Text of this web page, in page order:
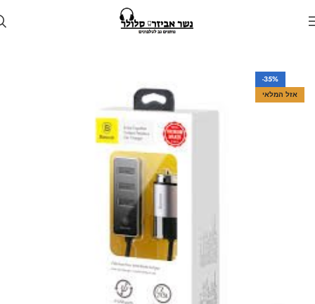
מטען לרכב
-35%
אזל המלאי